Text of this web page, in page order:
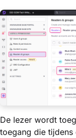
De lezer wordt
toegang die tijdens